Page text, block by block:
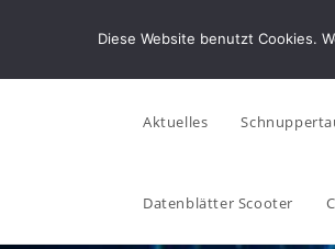
Aktuelles
Datenblätter Scooter
Diese Website benutzt Cookies.